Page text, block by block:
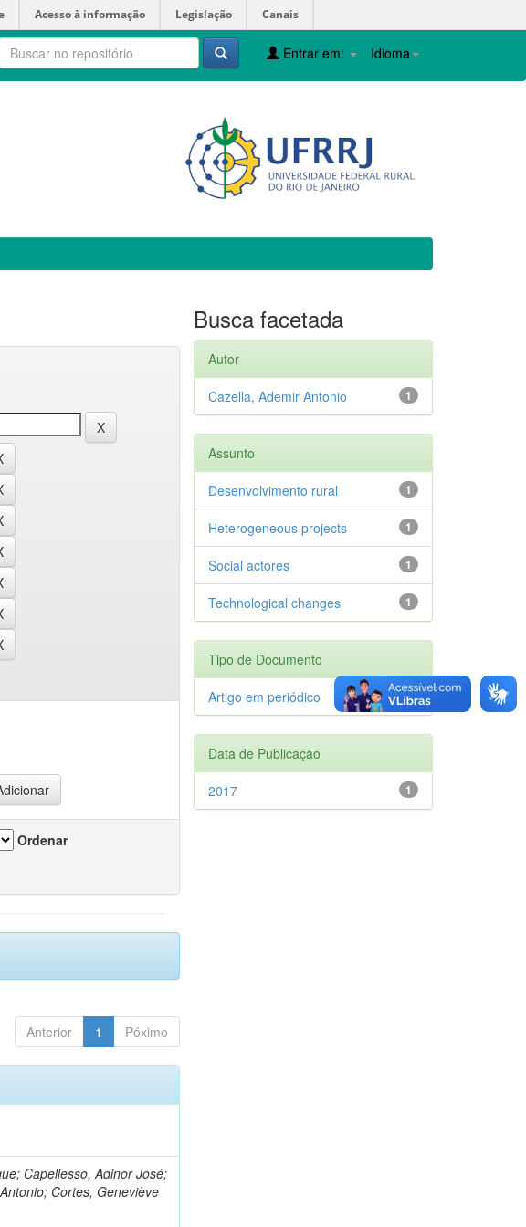
Acesso à informação Legislação Canais
Idioma
Entrar em:
Ordenar
Anterior 1 Póximo
Capellesso, Adinor José;
Cortes, Geneviève
Busca facetada
Autor
1
Cazella, Ademir Antonio
Assunto
1
Desenvolvimento rural
1
Heterogeneous projects
1
Social actores
1
Technological changes
Tipo de Documento
1
Artigo em periódico
Data de Publicação
1
2017